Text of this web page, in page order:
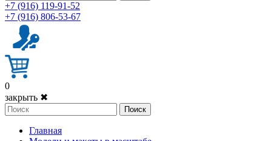
+7 (916) 119-91-52
+7 (916) 806-53-67
0
закрыть ✖
Поиск
Главная